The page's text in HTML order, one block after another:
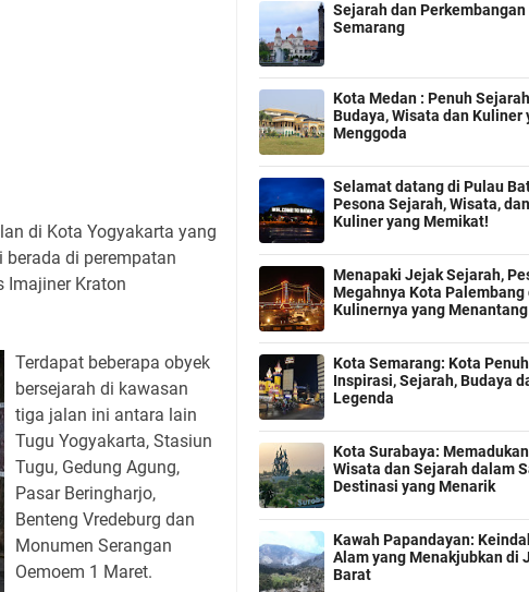
di Kota Yogyakarta yang
di perempatan
Imajiner Kraton
Terdapat beberapa obyek
bersejarah di kawasan
tiga jalan ini antara lain
Tugu Yogyakarta, Stasiun
Tugu, Gedung Agung,
Pasar Beringharjo,
Benteng Vredeburg dan
Monumen Serangan
Oemoem 1 Maret.
Sejarah dan Perkembangan
Semarang
Kota Medan : Penuh
Budaya, Wisata dan Kuliner
Menggoda
Selamat datang di Pulau
Pesona Sejarah, Wisata, dan
Kuliner yang Memikat!
Menapaki Jejak Sejarah,
Megahnya Kota Palembang
Kulinernya yang Menantang
Kota Semarang: Kota Penuh
Inspirasi, Sejarah, Budaya
Legenda
Kota Surabaya: Memadukan
Wisata dan Sejarah dalam
Destinasi yang Menarik
Kawah Papandayan:
Alam yang Menakjubkan di
Barat